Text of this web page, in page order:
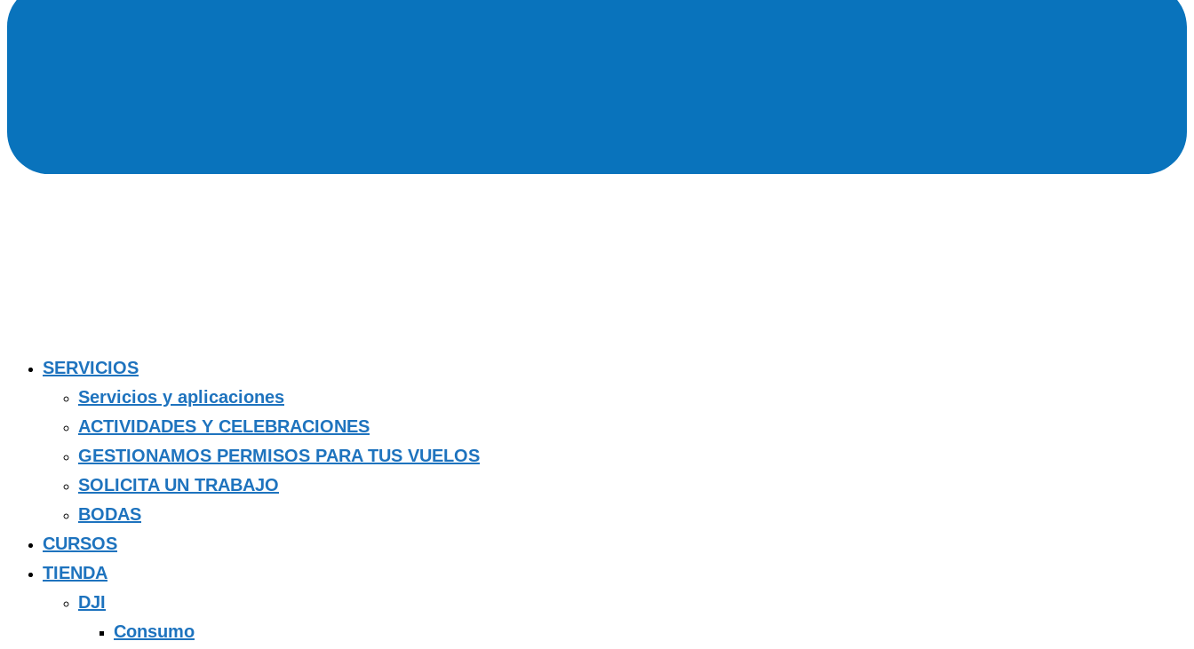
SERVICIOS
Servicios y aplicaciones
ACTIVIDADES Y CELEBRACIONES
GESTIONAMOS PERMISOS PARA TUS VUELOS
SOLICITA UN TRABAJO
BODAS
CURSOS
TIENDA
DJI
Consumo